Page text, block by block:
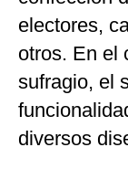
electores,
otros. En el
sufragio, el
diversos